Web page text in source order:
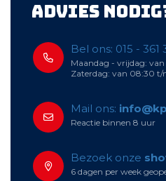
Advies
Bel ons: 015 - 361
Maandag - vrijdag:
Zaterdag: van 08:30 t/
Mail ons:
Reactie binnen 8 uur
Bezoek onze
6 dagen per week